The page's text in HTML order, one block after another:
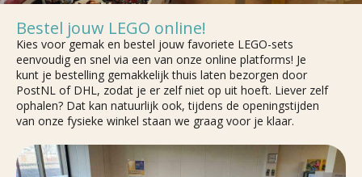
Bestel jouw LEGO online!
Kies voor gemak en bestel jouw favoriete LEGO-sets
eenvoudig en snel via een van onze online platforms! Je
kunt je bestelling gemakkelijk thuis laten bezorgen door
PostNL of DHL, zodat je er zelf niet op uit hoeft. Liever zelf
ophalen? Dat kan natuurlijk ook, tijdens de openingstijden
van onze fysieke winkel staan we graag voor je klaar.